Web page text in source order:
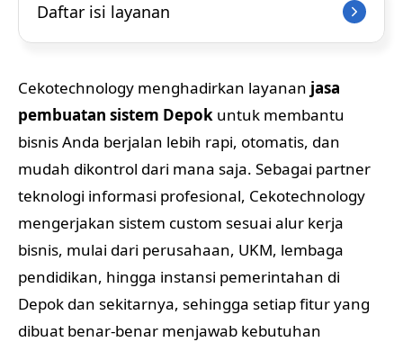
Daftar isi layanan
Cekotechnology menghadirkan layanan jasa
pembuatan sistem Depok untuk membantu
bisnis Anda berjalan lebih rapi, otomatis, dan
mudah dikontrol dari mana saja. Sebagai partner
teknologi informasi profesional, Cekotechnology
mengerjakan sistem custom sesuai alur kerja
bisnis, mulai dari perusahaan, UKM, lembaga
pendidikan, hingga instansi pemerintahan di
Depok dan sekitarnya, sehingga setiap fitur yang
dibuat benar-benar menjawab kebutuhan